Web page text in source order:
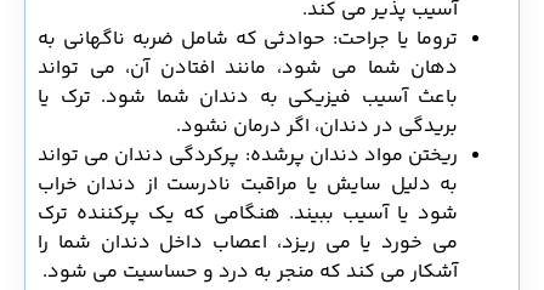
آسیب پذیر می کند.
تروما یا جراحت: حوادثی که شامل ضربه ناگهانی به
دهان شما می شود، مانند افتادن آن، می تواند
باعث آسیب فیزیکی به دندان شما شود. ترک یا
بریدگی در دندان، اگر درمان نشود.
ریختن مواد دندان پرشده: پرکردگی دندان می تواند
به دلیل سایش یا مراقبت نادرست از دندان خراب
شود یا آسیب ببیند. هنگامی که یک پرکننده ترک
می‌ خورد یا می‌ ریزد، اعصاب داخل دندان شما را
آشکار می‌ کند که منجر به درد و حساسیت می‌ شود.